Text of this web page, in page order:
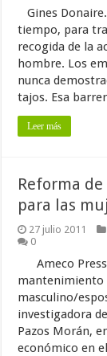
Gines
tiempo, para
recogida de la
hombre. Los
nunca
tajos. Esa
Leer más
Reforma
para las
27 julio 2011
0
Ameco
mantenimiento
masculino/
investigadora
Pazos Morán,
económico en